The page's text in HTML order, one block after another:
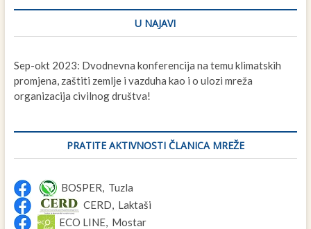
U NAJAVI
Sep-okt 2023: Dvodnevna konferencija na temu klimatskih
promjena, zaštiti zemlje i vazduha kao i o ulozi mreža
organizacija civilnog društva!
PRATITE AKTIVNOSTI ČLANICA MREŽE
BOSPER, Tuzla
CERD, Laktaši
ECO LINE, Mostar